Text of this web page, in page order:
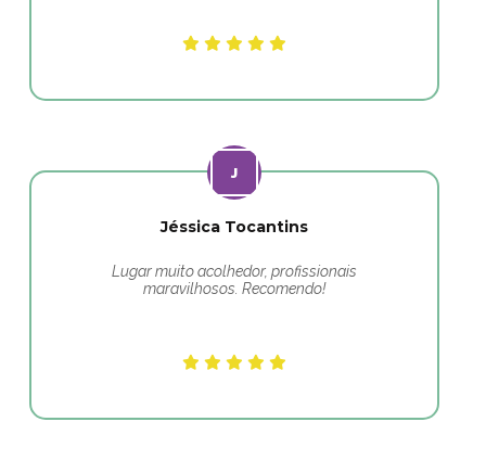
Jéssica Tocantins
Lugar muito acolhedor, profissionais
maravilhosos. Recomendo!